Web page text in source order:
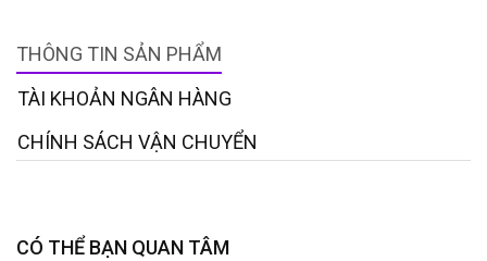
THÔNG TIN SẢN PHẨM
TÀI KHOẢN NGÂN HÀNG
CHÍNH SÁCH VẬN CHUYỂN
CÓ THỂ BẠN QUAN TÂM